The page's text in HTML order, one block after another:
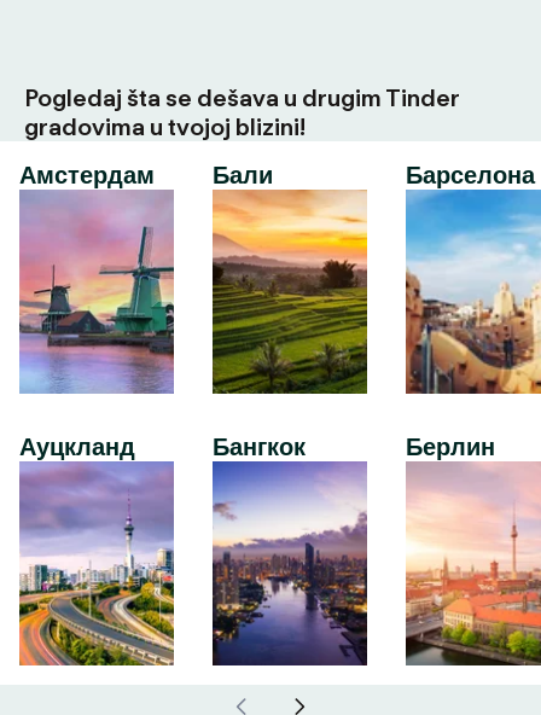
Pogledaj šta se dešava u drugim Tinder
gradovima u tvojoj blizini!
Амстердам
Ауцкланд
Бали
Бангкок
Барселона
Берлин